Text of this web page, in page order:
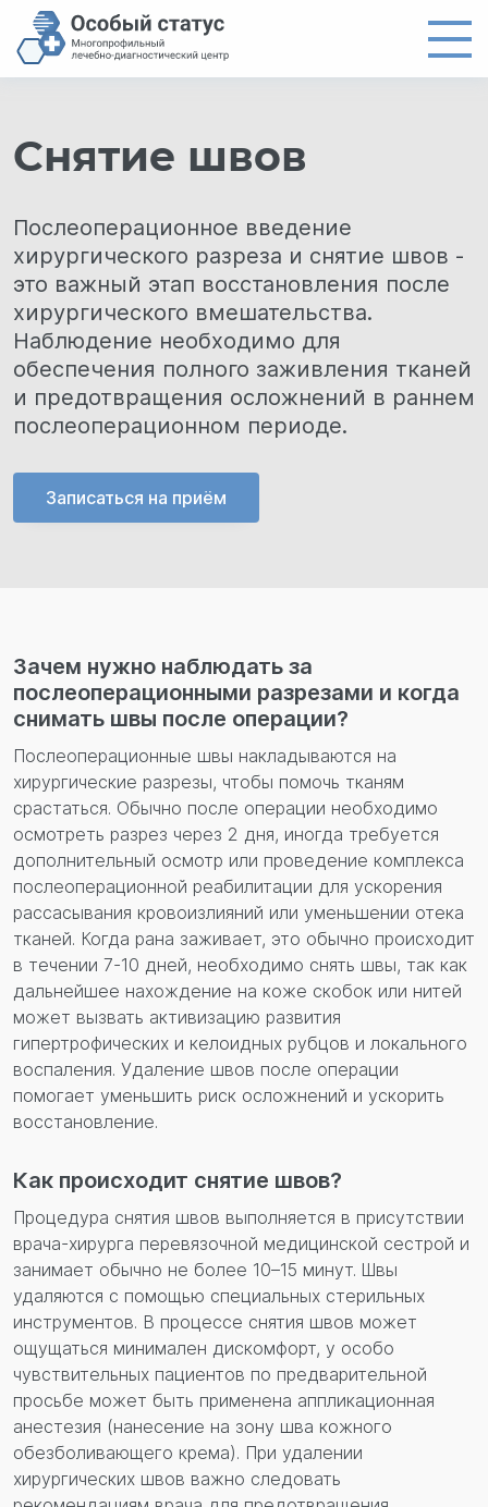
О центре
Контакты
8 (4012) 97-19-61
Перезвонить вам?
Снятие швов
Послеоперационное введение
хирургического разреза и снятие швов -
это важный этап восстановления после
хирургического вмешательства.
Наблюдение необходимо для
обеспечения полного заживления тканей
и предотвращения осложнений в раннем
послеоперационном периоде.
Записаться на приём
Зачем нужно наблюдать за
послеоперационными разрезами и когда
снимать швы после операции?
Послеоперационные швы накладываются на
хирургические разрезы, чтобы помочь тканям
срастаться. Обычно после операции необходимо
осмотреть разрез через 2 дня, иногда требуется
дополнительный осмотр или проведение комплекса
послеоперационной реабилитации для ускорения
рассасывания кровоизлияний или уменьшении отека
тканей. Когда рана заживает, это обычно происходит
в течении 7-10 дней, необходимо снять швы, так как
дальнейшее нахождение на коже скобок или нитей
может вызвать активизацию развития
гипертрофических и келоидных рубцов и локального
воспаления. Удаление швов после операции
помогает уменьшить риск осложнений и ускорить
восстановление.
Как происходит снятие швов?
Процедура снятия швов выполняется в присутствии
врача-хирурга перевязочной медицинской сестрой и
занимает обычно не более 10–15 минут. Швы
удаляются с помощью специальных стерильных
инструментов. В процессе снятия швов может
ощущаться минимален дискомфорт, у особо
чувствительных пациентов по предварительной
просьбе может быть применена аппликационная
анестезия (нанесение на зону шва кожного
обезболивающего крема). При удалении
хирургических швов важно следовать